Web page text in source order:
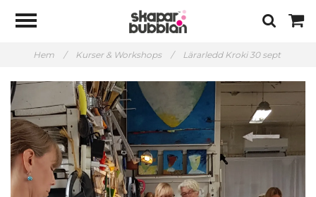
Hem / Kurser & Workshops / Lärarledd Kroki 30 sept